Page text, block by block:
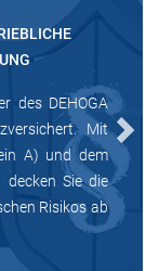
des DEHOGA
Mit
A) und dem
decken Sie die
Risikos ab
Next